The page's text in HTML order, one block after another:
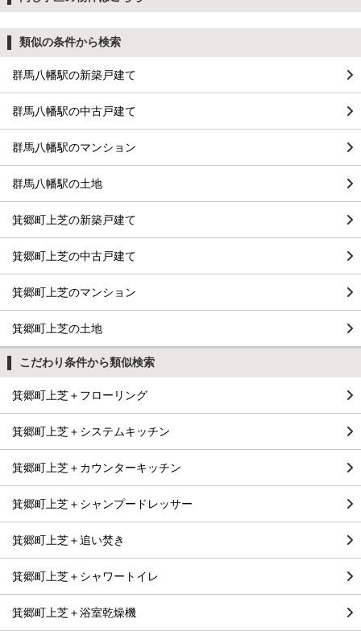
類似の条件から検索
群馬八幡駅の新築戸建て
群馬八幡駅の中古戸建て
群馬八幡駅のマンション
群馬八幡駅の土地
箕郷町上芝の新築戸建て
箕郷町上芝の中古戸建て
箕郷町上芝のマンション
箕郷町上芝の土地
こだわり条件から類似検索
箕郷町上芝＋フローリング
箕郷町上芝＋システムキッチン
箕郷町上芝＋カウンターキッチン
箕郷町上芝＋シャンプードレッサー
箕郷町上芝＋追い焚き
箕郷町上芝＋シャワートイレ
箕郷町上芝＋浴室乾燥機